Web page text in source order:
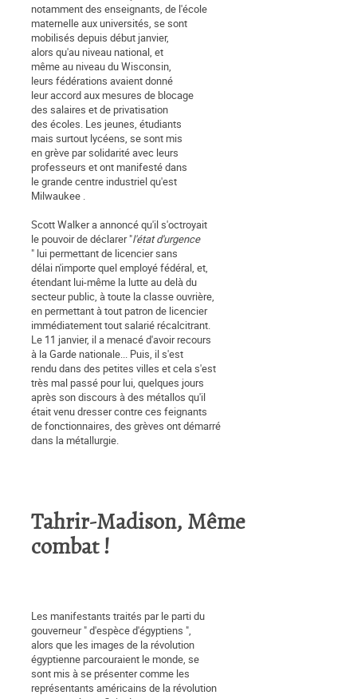
notamment des enseignants, de l'école
maternelle aux universités, se sont
mobilisés depuis début janvier,
alors qu'au niveau national, et
même au niveau du Wisconsin,
leurs fédérations avaient donné
leur accord aux mesures de blocage
des salaires et de privatisation
des écoles. Les jeunes, étudiants
mais surtout lycéens, se sont mis
en grève par solidarité avec leurs
professeurs et ont manifesté dans
le grande centre industriel qu'est
Milwaukee .
Scott Walker a annoncé qu'il s'octroyait
le pouvoir de déclarer "l'état d'urgence
" lui permettant de licencier sans
délai n'importe quel employé fédéral, et,
étendant lui-même la lutte au delà du
secteur public, à toute la classe ouvrière,
en permettant à tout patron de licencier
immédiatement tout salarié récalcitrant.
Le 11 janvier, il a menacé d'avoir recours
à la Garde nationale... Puis, il s'est
rendu dans des petites villes et cela s'est
très mal passé pour lui, quelques jours
après son discours à des métallos qu'il
était venu dresser contre ces feignants
de fonctionnaires, des grèves ont démarré
dans la métallurgie.
Tahrir-Madison, Même
combat !
Les manifestants traités par le parti du
gouverneur " d'espèce d'égyptiens ",
alors que les images de la révolution
égyptienne parcouraient le monde, se
sont mis à se présenter comme les
représentants américains de la révolution